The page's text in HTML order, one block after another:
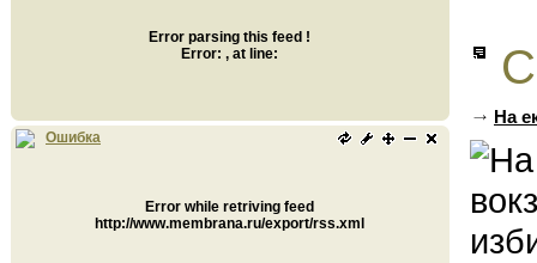
Error parsing this feed !
Error: , at line:
Ошибка
Error while retriving feed
http://www.membrana.ru/export/rss.xml
На